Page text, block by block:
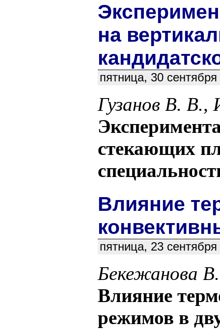
на
пятница, 30
Гузанов В.
стекающих
Влияние
пятница, 23
Бекежанова
Влияние
режимов в